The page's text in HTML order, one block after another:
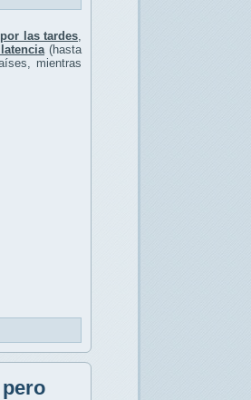
las tardes
(hasta
mientras